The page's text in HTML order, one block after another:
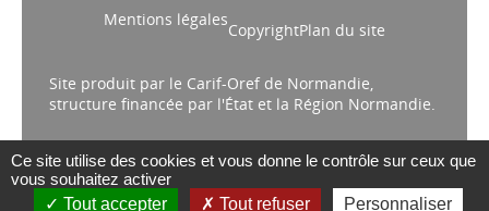
Mentions légales
CopyrightPlan du site
Site produit par le Carif-Oref de Normandie,
structure financée par l'État et la Région Normandie.
Ce site utilise des cookies et vous donne le contrôle sur ceux que
vous souhaitez activer
Tout accepter
Tout refuser Personnaliser